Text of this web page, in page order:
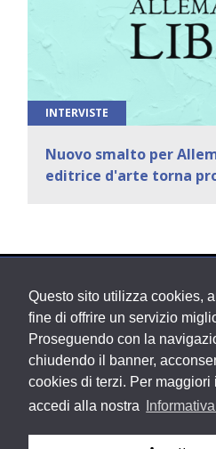
Questo sito utilizza cookies,
fine di offrire un servizio
Proseguendo con la
chiudendo il banner,
cookies di terzi. Per maggiori
accedi alla nostra
INTERVISTE
Nuovo smalto per
editrice d'arte torna
Copyright PDE srl società del